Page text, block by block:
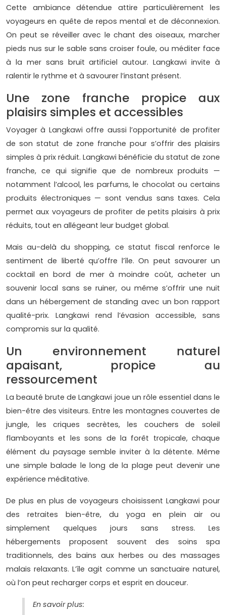
Cette ambiance détendue attire particulièrement les
voyageurs en quête de repos mental et de déconnexion.
On peut se réveiller avec le chant des oiseaux, marcher
pieds nus sur le sable sans croiser foule, ou méditer face
à la mer sans bruit artificiel autour. Langkawi invite à
ralentir le rythme et à savourer l’instant présent.
Une zone franche propice aux
plaisirs simples et accessibles
Voyager à Langkawi offre aussi l’opportunité de profiter
de son statut de zone franche pour s’offrir des plaisirs
simples à prix réduit. Langkawi bénéficie du statut de zone
franche, ce qui signifie que de nombreux produits —
notamment l’alcool, les parfums, le chocolat ou certains
produits électroniques — sont vendus sans taxes. Cela
permet aux voyageurs de profiter de petits plaisirs à prix
réduits, tout en allégeant leur budget global.
Mais au-delà du shopping, ce statut fiscal renforce le
sentiment de liberté qu’offre l’île. On peut savourer un
cocktail en bord de mer à moindre coût, acheter un
souvenir local sans se ruiner, ou même s’offrir une nuit
dans un hébergement de standing avec un bon rapport
qualité-prix. Langkawi rend l’évasion accessible, sans
compromis sur la qualité.
Un environnement naturel
apaisant, propice au
ressourcement
La beauté brute de Langkawi joue un rôle essentiel dans le
bien-être des visiteurs. Entre les montagnes couvertes de
jungle, les criques secrètes, les couchers de soleil
flamboyants et les sons de la forêt tropicale, chaque
élément du paysage semble inviter à la détente. Même
une simple balade le long de la plage peut devenir une
expérience méditative.
De plus en plus de voyageurs choisissent Langkawi pour
des retraites bien-être, du yoga en plein air ou
simplement quelques jours sans stress. Les
hébergements proposent souvent des soins spa
traditionnels, des bains aux herbes ou des massages
malais relaxants. L’île agit comme un sanctuaire naturel,
où l’on peut recharger corps et esprit en douceur.
En savoir plus: